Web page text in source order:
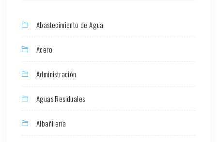
Abastecimiento de Agua
Acero
Administración
Aguas Residuales
Albañilería